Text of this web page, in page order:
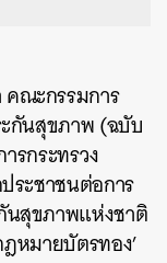
ณะกรรมการ
กันสุขภาพ (ฉบับ
รกระทรวง
ระชาชนต่อการ
สุขภาพแห่งชาติ
หมายบัตรทอง’